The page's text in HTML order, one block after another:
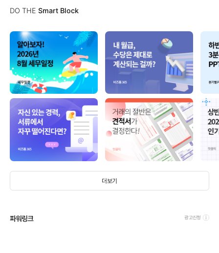
DO THE Smart Block
더보기
파워링크 광고신청